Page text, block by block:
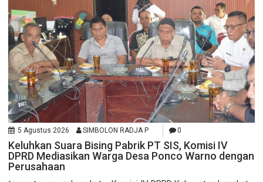
5 Agustus 2026 SIMBOLON RADJA P 0
Keluhkan Suara Bising Pabrik PT SIS, Komisi IV
DPRD Mediasikan Warga Desa Ponco Warno dengan
Perusahaan